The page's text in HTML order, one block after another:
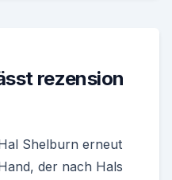
rezension
Shelburn erneut
der nach Hals